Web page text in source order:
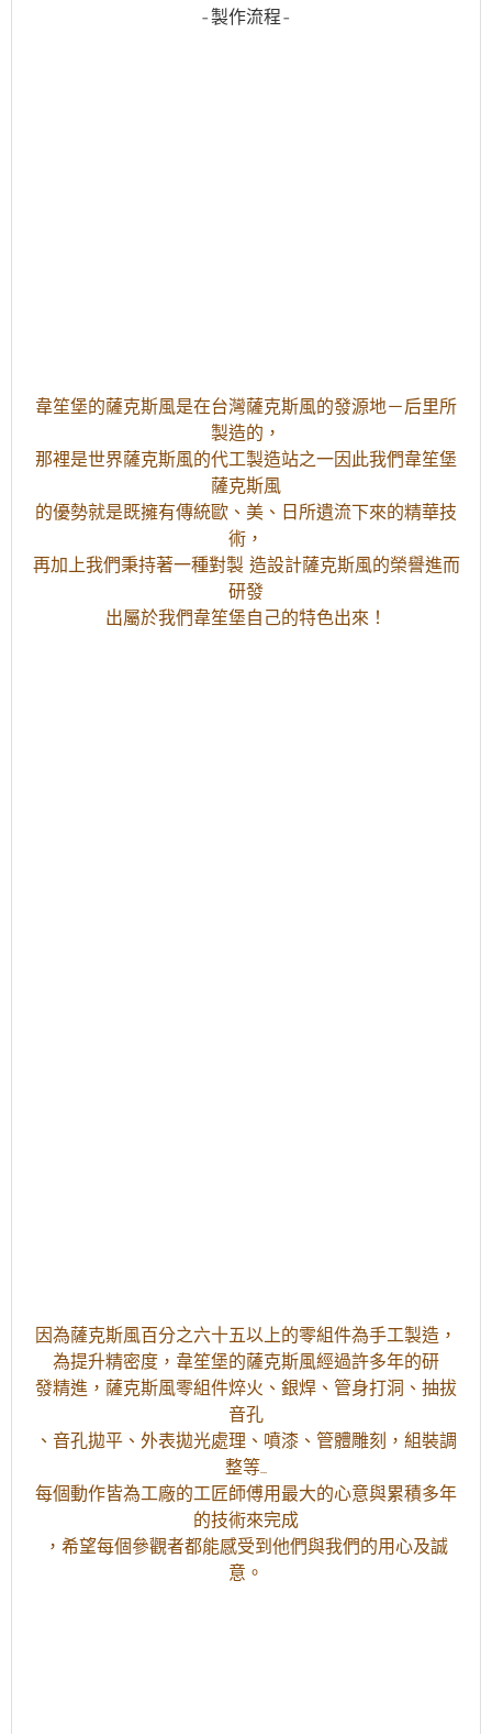
-製作流程-
韋笙堡的薩克斯風是在台灣薩克斯風的發源地－后里所
製造的，
那裡是世界薩克斯風的代工製造站之一因此我們韋笙堡
薩克斯風
的優勢就是既擁有傳統歐、美、日所遺流下來的精華技
術，
再加上我們秉持著一種對製 造設計薩克斯風的榮譽進而
研發
出屬於我們韋笙堡自己的特色出來！
因為薩克斯風百分之六十五以上的零組件為手工製造，
為提升精密度，韋笙堡的薩克斯風經過許多年的研
發精進，薩克斯風零組件焠火、銀焊、管身打洞、抽拔
音孔
、音孔拋平、外表拋光處理、噴漆、管體雕刻，組裝調
整等…
每個動作皆為工廠的工匠師傅用最大的心意與累積多年
的技術來完成
，希望每個參觀者都能感受到他們與我們的用心及誠
意。